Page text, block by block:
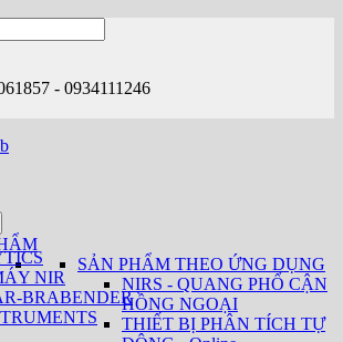
- 0934111246
SẢN PHẨM THEO ỨNG DỤNG
NIRS - QUANG PHỔ CẬN
HỒNG NGOẠI
THIẾT BỊ PHÂN TÍCH TỰ
NIR
BRABENDER